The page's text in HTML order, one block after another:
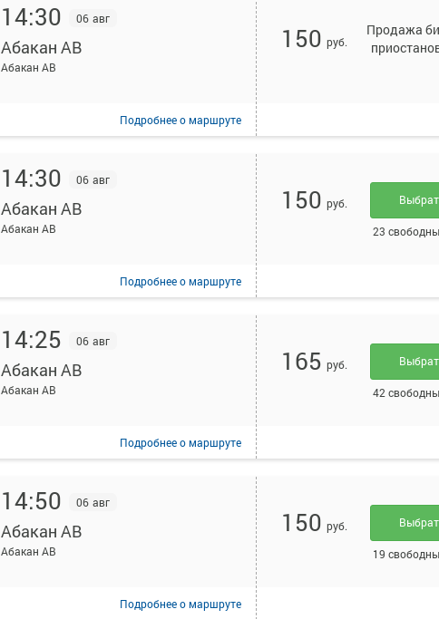
14:30 06 авг
Абакан АВ
Абакан АВ
Подробнеео маршруте
150 руб.
Продажа
14:30 06 авг
Абакан АВ
Абакан АВ
Подробнеео маршруте
150 руб.
23
14:25 06 авг
Абакан АВ
Абакан АВ
Подробнеео маршруте
165 руб.
42
14:50 06 авг
Абакан АВ
Абакан АВ
Подробнеео маршруте
150 руб.
19